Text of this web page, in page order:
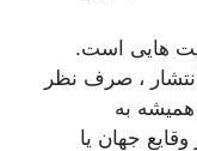
چنین سایت هایی است.
، صرف نظر
همیشه به
جهان یا